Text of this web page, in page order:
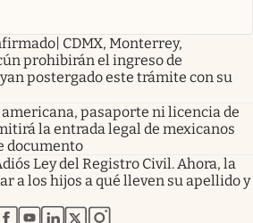
CDMX, Monterrey,
prohibirán el ingreso de
postergado este trámite con su
americana, pasaporte ni licencia de
la entrada legal de mexicanos
documento
Ley del Registro Civil. Ahora, la
a los hijos a qué lleven su apellido y
abre en nueva pestaña
abre en nueva pestaña
abre en nueva pestaña
abre en nueva pestaña
abre en nueva pestaña